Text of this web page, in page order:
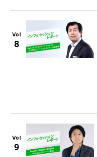
Vol
8
Vol
9